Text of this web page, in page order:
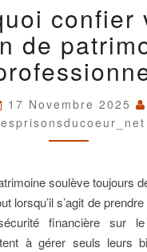
CONFIER
VOTRE
GESTION
DE
DES
?
confier
de
17 Novembre 2025
soulève toujours
lorsqu’il s’agit de
financière sur
à gérer seuls leurs